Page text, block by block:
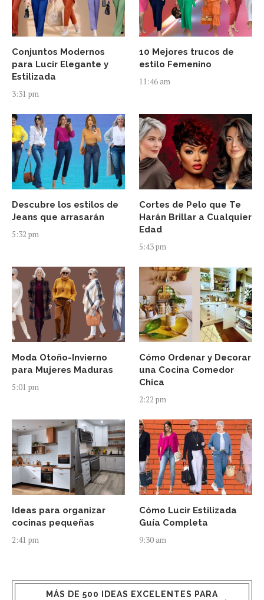
Conjuntos Modernos
para Lucir Elegante y
Estilizada
3:31 pm
10 Mejores trucos de
estilo Femenino
11:46 am
Descubre los estilos de
Jeans que arrasarán
5:32 pm
Cortes de Pelo que Te
Harán Brillar a Cualquier
Edad
5:43 pm
Moda Otoño-Invierno
para Mujeres Maduras
5:01 pm
Cómo Ordenar y Decorar
una Cocina Comedor
Chica
2:22 pm
Ideas para organizar
cocinas pequeñas
2:41 pm
Cómo Lucir Estilizada
Guía Completa
9:30 am
MÁS DE 500 IDEAS EXCELENTES PARA